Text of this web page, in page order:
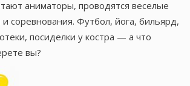
аниматоры, проводятся веселые
и соревнования. Футбол, йога, бильярд,
посиделки у костра — а что
вы?